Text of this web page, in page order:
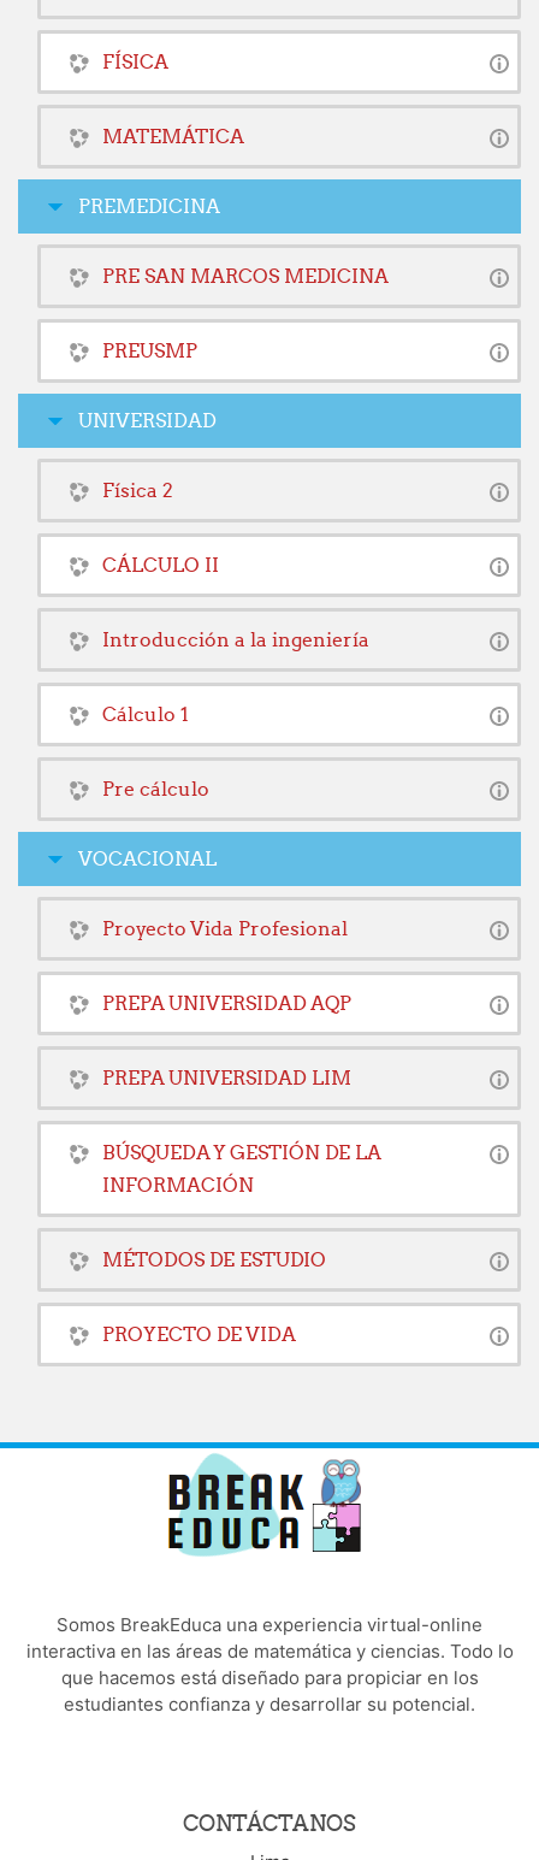
FÍSICA
MATEMÁTICA
PREMEDICINA
PRE SAN MARCOS MEDICINA
PREUSMP
UNIVERSIDAD
Física 2
CÁLCULO II
Introducción a la ingeniería
Cálculo 1
Pre cálculo
VOCACIONAL
Proyecto Vida Profesional
PREPA UNIVERSIDAD AQP
PREPA UNIVERSIDAD LIM
BÚSQUEDA Y GESTIÓN DE LA
INFORMACIÓN
MÉTODOS DE ESTUDIO
PROYECTO DE VIDA
Somos BreakEduca una experiencia virtual-online
interactiva en las áreas de matemática y ciencias. Todo lo
que hacemos está diseñado para propiciar en los
estudiantes confianza y desarrollar su potencial.
CONTÁCTANOS